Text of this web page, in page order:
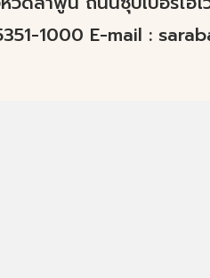
1000 E-mail :